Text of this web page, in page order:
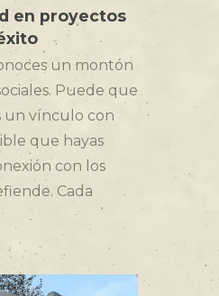
en proyectos
un montón
Puede que
un vínculo con
que hayas
con los
Cada